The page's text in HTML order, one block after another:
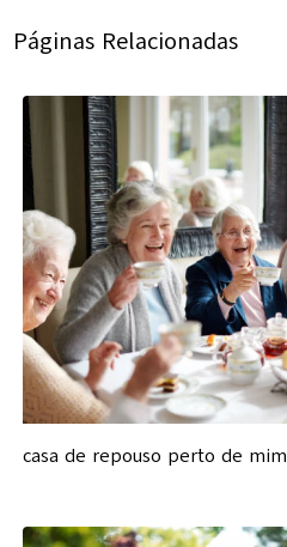
Páginas Relacionadas
casa de repouso perto de mim